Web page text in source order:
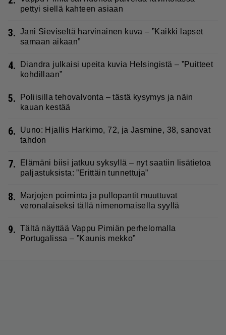
pettyi siellä kahteen asiaan
3. Jani Sieviseltä harvinainen kuva – ”Kaikki lapset
samaan aikaan”
4.
Diandra julkaisi upeita kuvia Helsingistä – ”Puitteet
kohdillaan”
5.
Poliisilla tehovalvonta – tästä kysymys ja näin
kauan kestää
6.
Uuno: Hjallis Harkimo, 72, ja Jasmine, 38, sanovat
tahdon
7.
Elämäni biisi jatkuu syksyllä – nyt saatiin lisätietoa
paljastuksista: ”Erittäin tunnettuja”
8.
Marjojen poiminta ja pullopantit muuttuvat
veronalaiseksi tällä nimenomaisella syyllä
9. Tältä näyttää Vappu Pimiän perhelomalla
Portugalissa – ”Kaunis mekko”